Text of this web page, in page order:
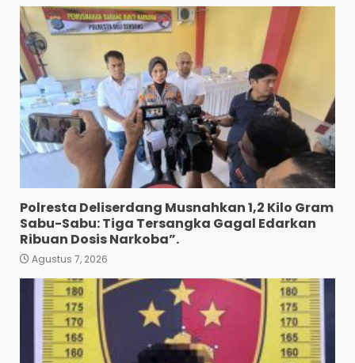
Polresta Deliserdang Musnahkan 1,2 Kilo Gram
Sabu-Sabu: Tiga Tersangka Gagal Edarkan
Ribuan Dosis Narkoba”.
Agustus 7, 2026
3
Polres Tapanuli Selatan
Ungkap Kasus Pembunuhan
Disertai Kekerasan Seksual
terhadap Anak, Pelaku
Ditangkap
Agustus 7, 2026
Pewarta Polrestabes Medan
Gelar Jumat Barokah,
Pererat Silaturahmi,
Kokohkan Sinergi Media dan
Kepolisian
5
Bhabinkamtibmas Bersama
Babinsa Ringkus Bandar
Bawa 10 Butir Pil Ekstasi:
Mahasiswa Terpaksa
Nginap Dibalik Jeruji Besi